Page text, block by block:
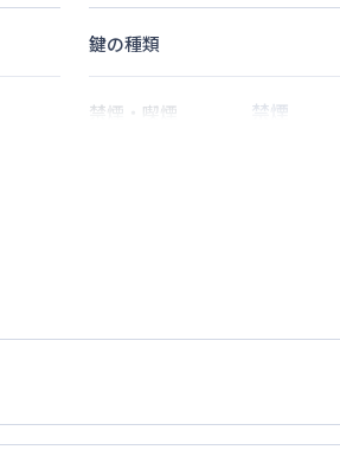
鍵の種類
禁煙・喫煙 禁煙